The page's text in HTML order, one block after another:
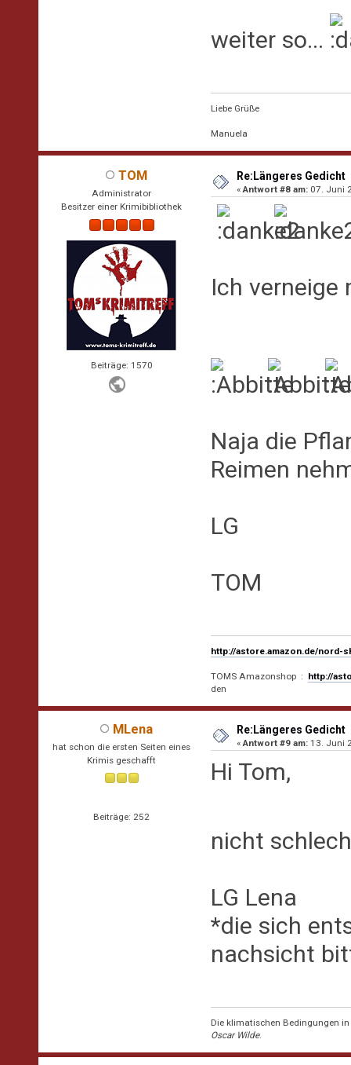
weiter so...
Liebe Grüße
Manuela
TOM
Administrator
Besitzer einer Krimibibliothek
Beiträge: 1570
Re:Längeres Gedicht
«Antwort #8 am: 07. Juni
Ich verneige
Naja die
Reimen
LG
TOM
http://astore.amazon.de/nord-
TOMS Amazonshop : http://
den
MLena
hat schon die ersten Seiten eines
Krimis geschafft
Beiträge: 252
Re:Längeres Gedicht
«Antwort #9 am: 13. Juni
Hi Tom,
nicht
LG Lena
*die sich
nachsicht
Die klimatischen Bedingungen
Oscar Wilde.